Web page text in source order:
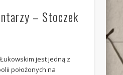
– Stoczek
jest jedną z
położonych na